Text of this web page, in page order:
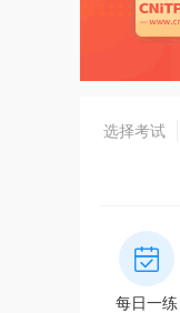
选择考试
每日一练